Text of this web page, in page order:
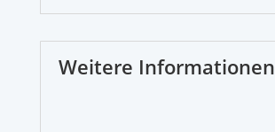
Weitere Informationen